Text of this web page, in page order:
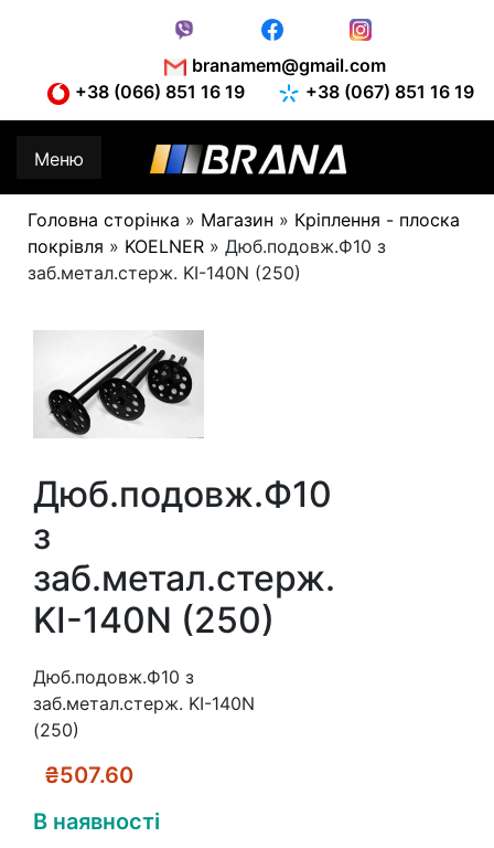
+38 (066) 851 16 19
+38 (067) 851 16 19
branamem@gmail.com
Меню
Головна сторінка » Магазин » Кріплення - плоска
покрівля » KOELNER » Дюб.подовж.Ф10 з
заб.метал.стерж. KI-140N (250)
Дюб.подовж.Ф10
з
заб.метал.стерж.
KI-140N (250)
Дюб.подовж.Ф10 з
заб.метал.стерж. KI-140N
(250)
₴507.60
В наявності